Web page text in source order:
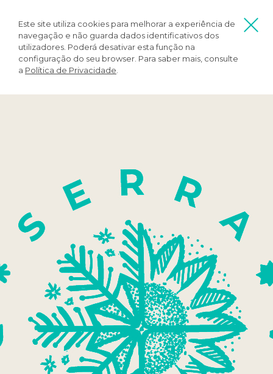
Este site utiliza cookies para melhorar a experiência de
navegação e não guarda dados identificativos dos
utilizadores. Poderá desativar esta função na
configuração do seu browser. Para saber mais, consulte
a Política de Privacidade